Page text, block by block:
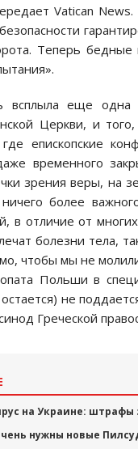
Vatican
Теперь бедные
всплыла еще одна
Церкви, и
епископские
временного
зрения веры, на
более
в отличие от
болезни тела,
чтобы мы не
Польши в
не
Греческой
на Украине:
нужны новые